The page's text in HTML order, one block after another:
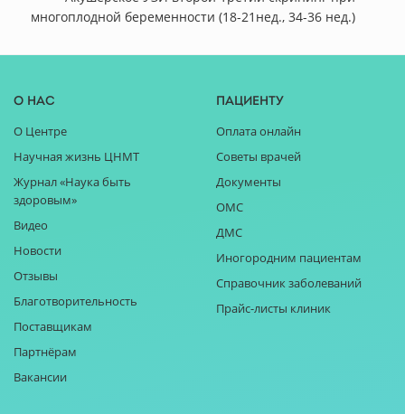
многоплодной беременности (18-21нед., 34-36 нед.)
О нас
О Центре
Научная жизнь ЦНМТ
Журнал «Наука быть
здоровым»
Видео
Новости
Отзывы
Благотворительность
Поставщикам
Партнёрам
Вакансии
Пациенту
Оплата онлайн
Советы врачей
Документы
ОМС
ДМС
Иногородним пациентам
Справочник заболеваний
Прайс-листы клиник